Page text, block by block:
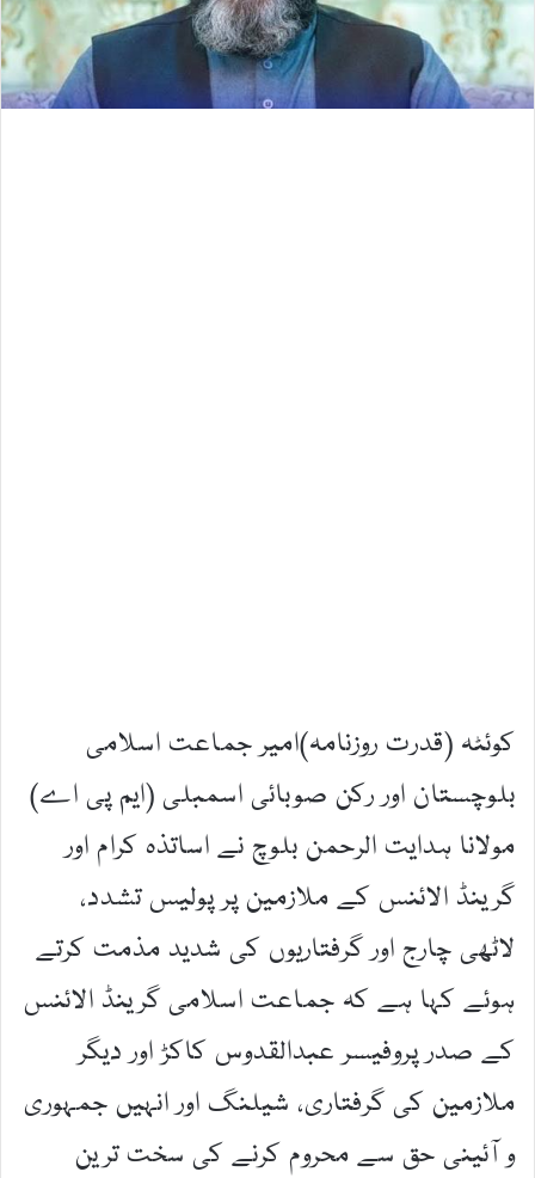
کوئٹہ (قدرت روزنامہ)امیر جماعت اسلامی
بلوچستان اور رکن صوبائی اسمبلی (ایم پی اے)
مولانا ہدایت الرحمن بلوچ نے اساتذہ کرام اور
گرینڈ الائنس کے ملازمین پر پولیس تشدد،
لاٹھی چارج اور گرفتاریوں کی شدید مذمت کرتے
ہوئے کہا ہے کہ جماعت اسلامی گرینڈ الائنس
کے صدر پروفیسر عبدالقدوس کاکڑ اور دیگر
ملازمین کی گرفتاری، شیلنگ اور انہیں جمہوری
و آئینی حق سے محروم کرنے کی سخت ترین